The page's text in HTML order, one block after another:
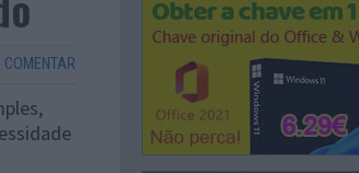
COMENTAR